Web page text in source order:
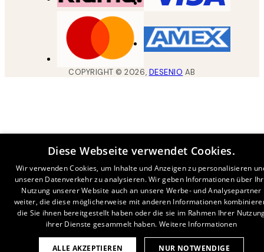
COPYRIGHT ©2026, DESENIO AB
Diese Webseite verwendet Cookies.
Wir verwenden Cookies, um Inhalte und Anzeigen zu personalisieren
unseren Datenverkehr zu analysieren. Wir geben Informationen über
Nutzung unserer Website auch an unsere Werbe- und Analysepartner
weiter, die diese möglicherweise mit anderen Informationen
die Sie ihnen bereitgestellt haben oder die sie im Rahmen Ihrer
ihrer Dienste gesammelt haben. Weitere Informationen
ALLE AKZEPTIEREN NUR NOTWENDIGE